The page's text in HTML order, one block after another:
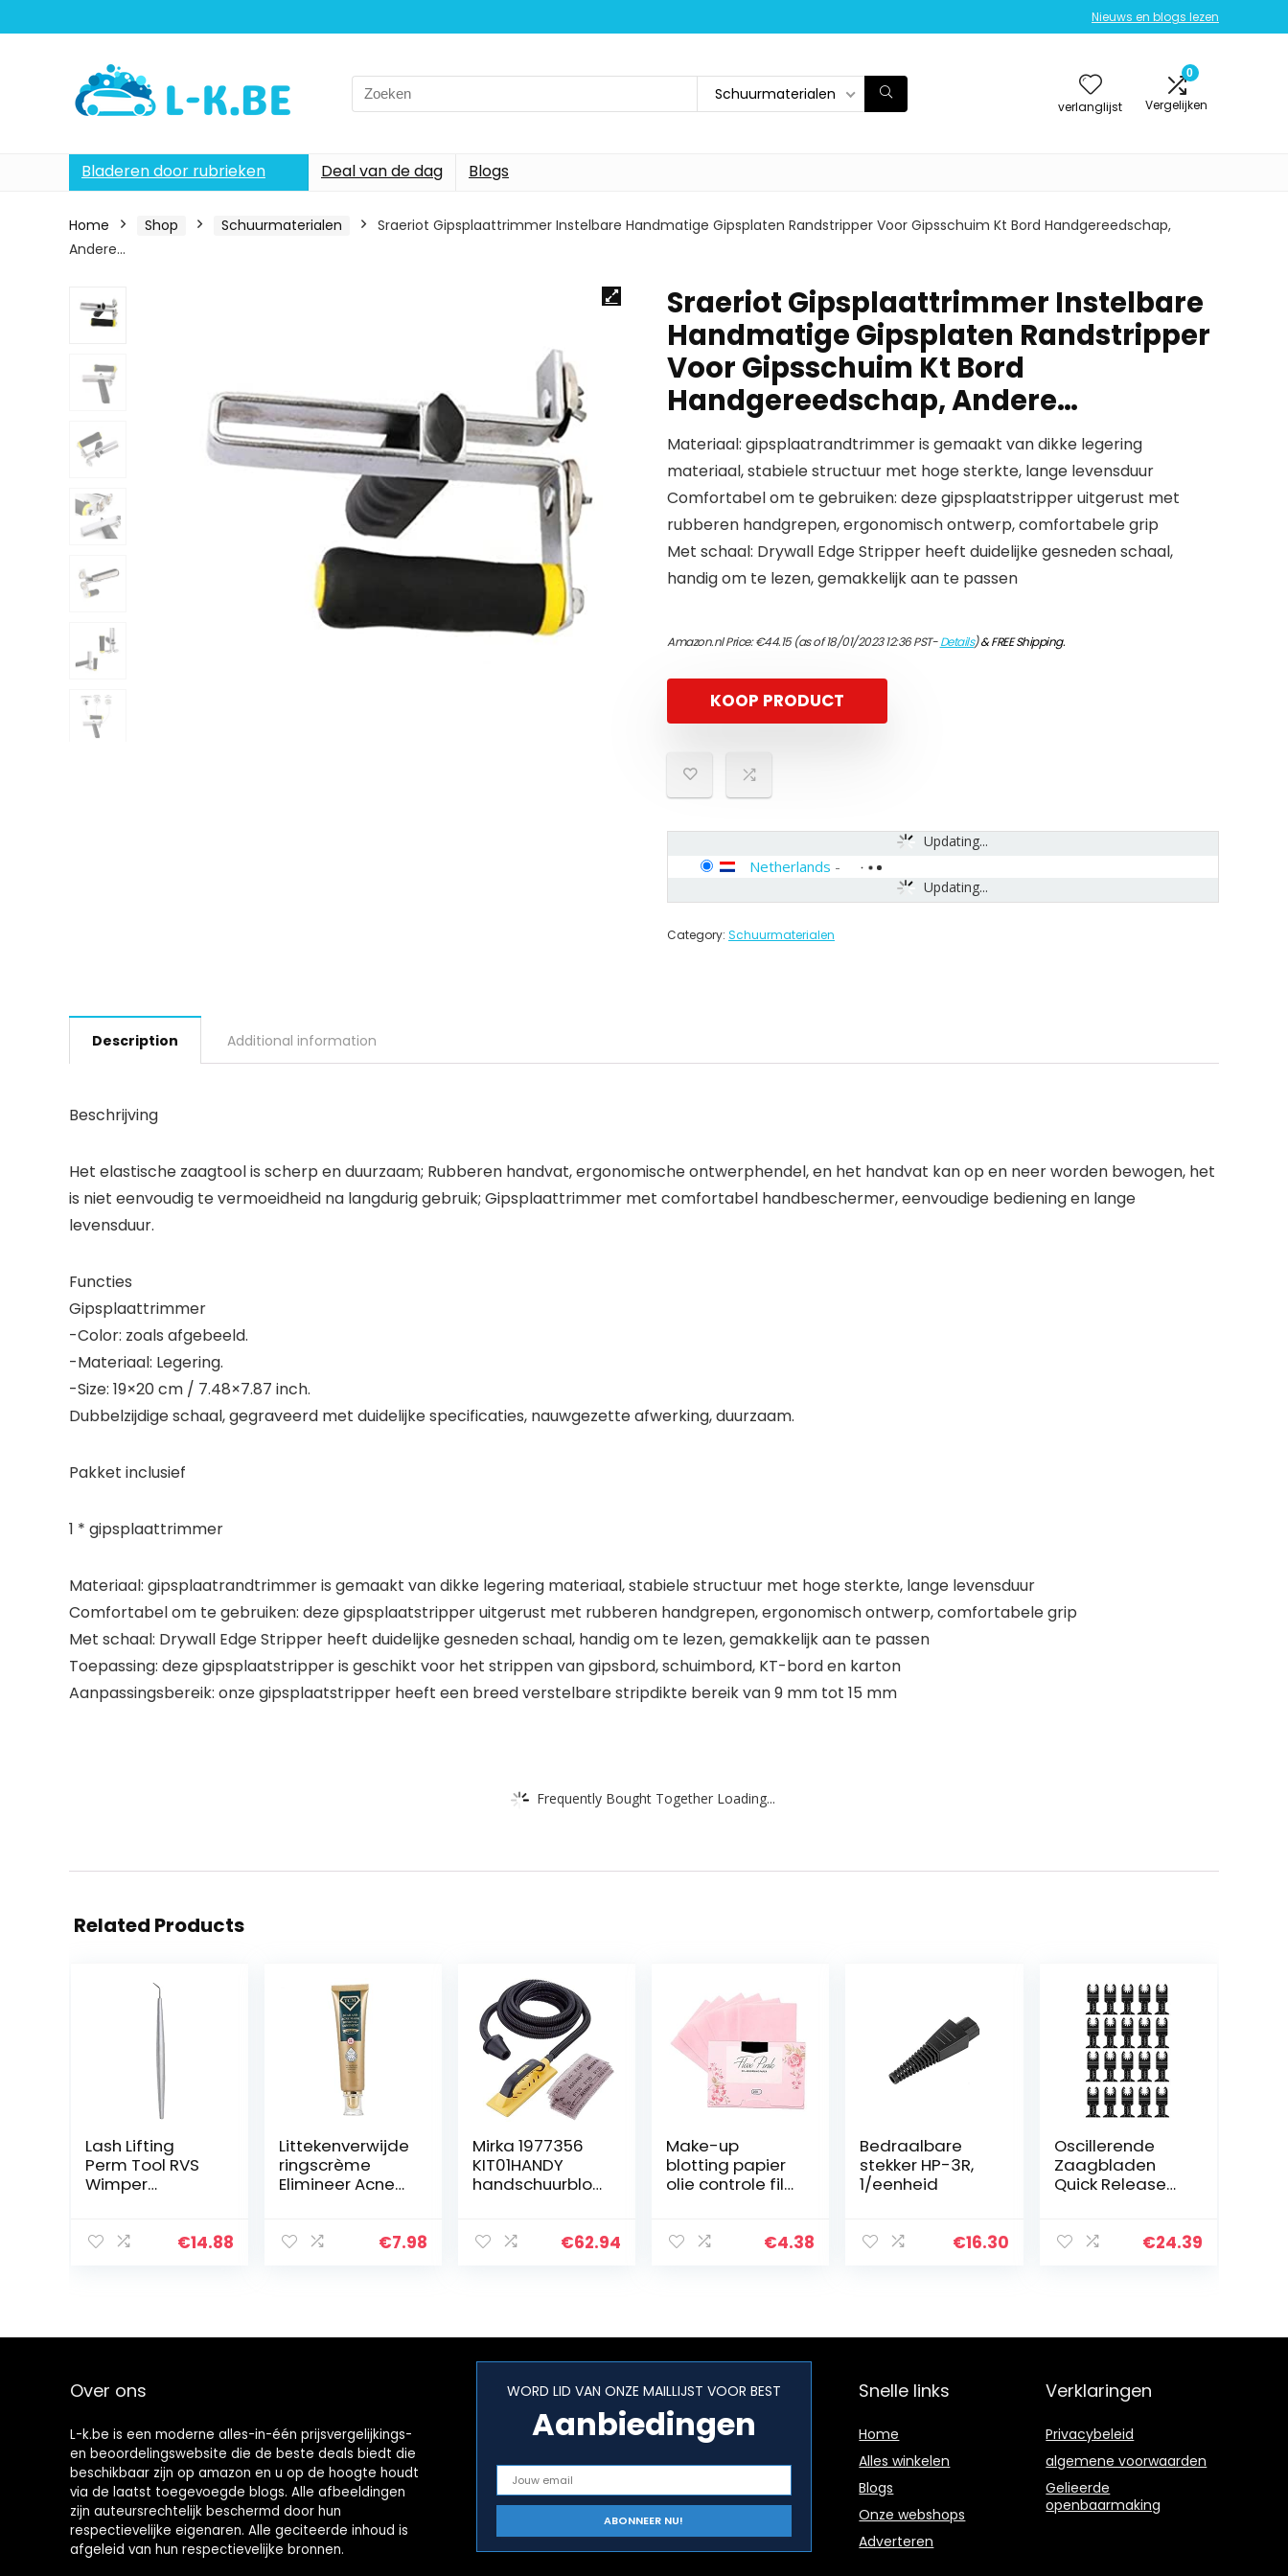
Nieuws en blogs lezen
Search
for:
Schuurmaterialen
verlanglijst
0
Vergelijken
Bladeren door rubrieken Deal van de dag Blogs
Home Shop Schuurmaterialen
Sraeriot Gipsplaattrimmer Instelbare Handmatige Gipsplaten Randstripper Voor Gipsschuim Kt Bord Handgereedschap,
Andere…
Sraeriot Gipsplaattrimmer Instelbare
Handmatige Gipsplaten Randstripper
Voor Gipsschuim Kt Bord
Handgereedschap, Andere…
Materiaal: gipsplaatrandtrimmer is gemaakt van dikke legering
materiaal, stabiele structuur met hoge sterkte, lange levensduur
Comfortabel om te gebruiken: deze gipsplaatstripper uitgerust met
rubberen handgrepen, ergonomisch ontwerp, comfortabele grip
Met schaal: Drywall Edge Stripper heeft duidelijke gesneden schaal,
handig om te lezen, gemakkelijk aan te passen
Amazon.nl Price:€44.15(as of 18/01/2023 12:36 PST-Details)&FREE Shipping.
KOOP PRODUCT
Updating...
Updating...
Netherlands -
Category: Schuurmaterialen
Description Additional information
Beschrijving
Het elastische zaagtool is scherp en duurzaam; Rubberen handvat, ergonomische ontwerphendel, en het handvat kan op en neer worden bewogen, het
is niet eenvoudig te vermoeidheid na langdurig gebruik; Gipsplaattrimmer met comfortabel handbeschermer, eenvoudige bediening en lange
levensduur.
Functies
Gipsplaattrimmer
-Color: zoals afgebeeld.
-Materiaal: Legering.
-Size: 19×20 cm / 7.48×7.87 inch.
Dubbelzijdige schaal, gegraveerd met duidelijke specificaties, nauwgezette afwerking, duurzaam.
Pakket inclusief
1 * gipsplaattrimmer
Materiaal: gipsplaatrandtrimmer is gemaakt van dikke legering materiaal, stabiele structuur met hoge sterkte, lange levensduur
Comfortabel om te gebruiken: deze gipsplaatstripper uitgerust met rubberen handgrepen, ergonomisch ontwerp, comfortabele grip
Met schaal: Drywall Edge Stripper heeft duidelijke gesneden schaal, handig om te lezen, gemakkelijk aan te passen
Toepassing: deze gipsplaatstripper is geschikt voor het strippen van gipsbord, schuimbord, KT-bord en karton
Aanpassingsbereik: onze gipsplaatstripper heeft een breed verstelbare stripdikte bereik van 9 mm tot 15 mm
Frequently Bought Together Loading...
Related Products
Lash Lifting
Perm Tool RVS
Wimper
Extension
om…
€14.88
Littekenverwijde
ringscrème
Elimineer Acne
Marks Cream€7.98
Mirka 1977356
KIT01HANDY
handschuurblok
€62.94
Make-up
blotting papier
olie controle film
olieachtige
€4.38
Bedraalbare
stekker HP-3R,
1/eenheid
€16.30
Oscillerende
Zaagbladen
Quick Release
Multifunctionele
€24.39
Over ons
L-k.be is een moderne alles-in-één prijsvergelijkings-
en beoordelingswebsite die de beste deals biedt die
beschikbaar zijn op amazon en u op de hoogte houdt
via de laatst toegevoegde blogs. Alle afbeeldingen
zijn auteursrechtelijk beschermd door hun
respectievelijke eigenaren. Alle geciteerde inhoud is
afgeleid van hun respectievelijke bronnen.
WORD LID VAN ONZE MAILLIJST VOOR BEST
Aanbiedingen
Snelle links
Home
Alles winkelen
Blogs
Onze webshops
Adverteren
Verklaringen
Privacybeleid
algemene voorwaarden
Gelieerde
openbaarmaking